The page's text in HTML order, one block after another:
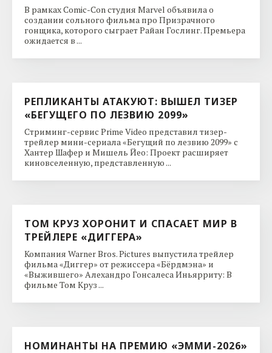
В рамках Comic-Con студия Marvel объявила о
создании сольного фильма про Призрачного
гонщика, которого сыграет Райан Гослинг. Премьера
ожидается в ...
РЕПЛИКАНТЫ АТАКУЮТ: ВЫШЕЛ ТИЗЕР
«БЕГУЩЕГО ПО ЛЕЗВИЮ 2099»
Стриминг-сервис Prime Video представил тизер-
трейлер мини-сериала «Бегущий по лезвию 2099» с
Хантер Шафер и Мишель Йео: Проект расширяет
киновселенную, представленную ...
ТОМ КРУЗ ХОРОНИТ И СПАСАЕТ МИР В
ТРЕЙЛЕРЕ «ДИГГЕРА»
Компания Warner Bros. Pictures выпустила трейлер
фильма «Диггер» от режиссера «Бёрдмэна» и
«Выжившего» Алехандро Гонсалеса Иньярриту: В
фильме Том Круз ...
НОМИНАНТЫ НА ПРЕМИЮ «ЭММИ-2026»